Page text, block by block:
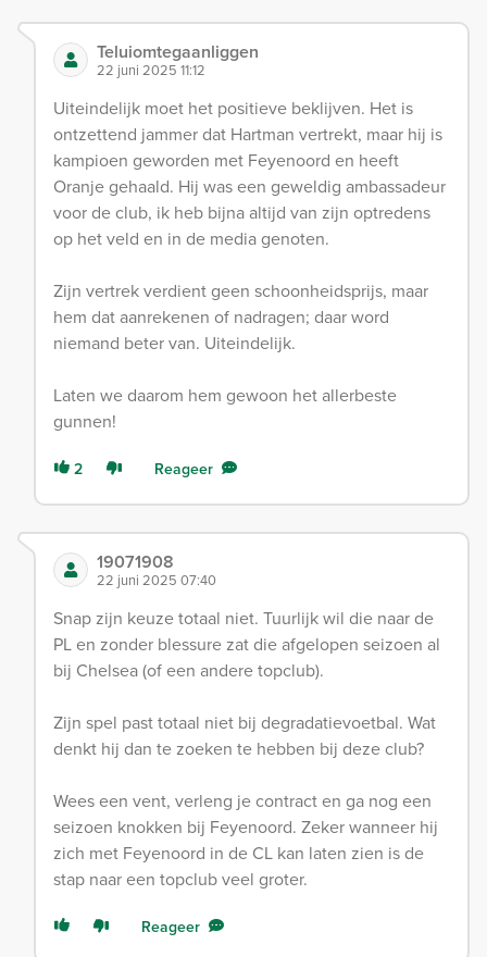
Teluiomtegaanliggen
22 juni 2025 11:12
Uiteindelijk moet het positieve beklijven. Het is
ontzettend jammer dat Hartman vertrekt, maar hij is
kampioen geworden met Feyenoord en heeft
Oranje gehaald. Hij was een geweldig ambassadeur
voor de club, ik heb bijna altijd van zijn optredens
op het veld en in de media genoten.
Zijn vertrek verdient geen schoonheidsprijs, maar
hem dat aanrekenen of nadragen; daar word
niemand beter van. Uiteindelijk.
Laten we daarom hem gewoon het allerbeste
gunnen!
2 Reageer
19071908
22 juni 2025 07:40
Snap zijn keuze totaal niet. Tuurlijk wil die naar de
PL en zonder blessure zat die afgelopen seizoen al
bij Chelsea (of een andere topclub).
Zijn spel past totaal niet bij degradatievoetbal. Wat
denkt hij dan te zoeken te hebben bij deze club?
Wees een vent, verleng je contract en ga nog een
seizoen knokken bij Feyenoord. Zeker wanneer hij
zich met Feyenoord in de CL kan laten zien is de
stap naar een topclub veel groter.
Reageer